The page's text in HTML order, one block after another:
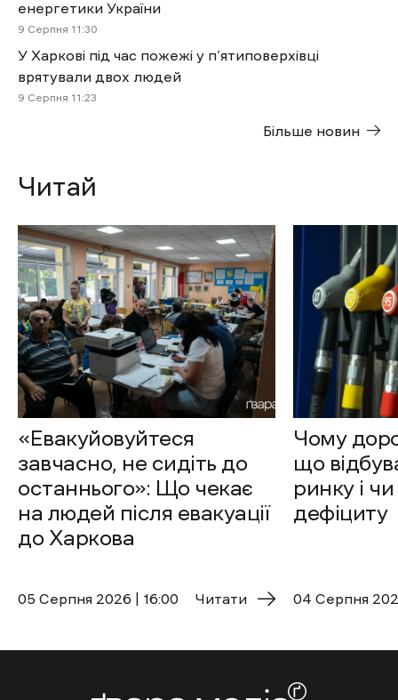
енергетики України
9 Cерпня 11:30
У Харкові під час пожежі у п’ятиповерхівці
врятували двох людей
9 Cерпня 11:23
Більше новин
Читай
«Евакуйовуйтеся
завчасно, не сидіть до
останнього»: Що чекає
на людей після евакуації
до Харкова
05 Cерпня 2026 | 16:00 Читати
Чому
що
ринку і
дефіциту
04 Cерпня